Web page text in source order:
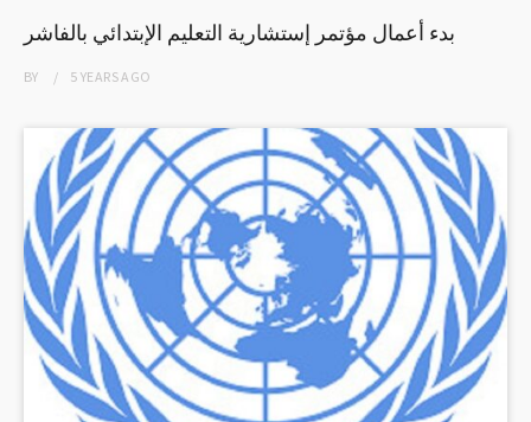
بدء أعمال مؤتمر إستشارية التعليم الإبتدائي بالفاشر
BY 5 YEARSAGO